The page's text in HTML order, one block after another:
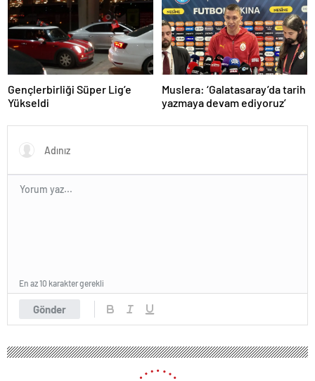
Gençlerbirliği Süper Lig’e
Yükseldi
Muslera: ‘Galatasaray’da tarih
yazmaya devam ediyoruz’
Gönder
En az 10 karakter gerekli